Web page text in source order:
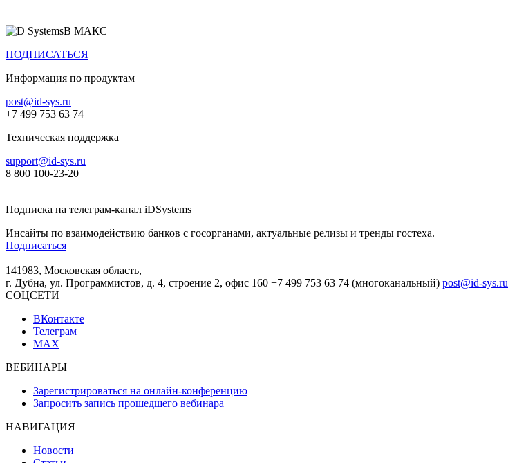
В МАКС
ПОДПИСАТЬСЯ
Информация по продуктам
post@id-sys.ru
+7 499 753 63 74
Техническая поддержка
support@id-sys.ru
8 800 100-23-20
Подписка на телеграм-канал iDSystems
Инсайты по взаимодействию банков с госорганами, актуальные релизы и тренды гостеха.
Подписаться
141983, Московская область,
г. Дубна, ул. Программистов, д. 4, строение 2, офис 160 +7 499 753 63 74 (многоканальный) post@id-sys.ru
СОЦСЕТИ
ВКонтакте
Телеграм
MAX
ВЕБИНАРЫ
Зарегистрироваться на онлайн-конференцию
Запросить запись прошедшего вебинара
НАВИГАЦИЯ
Новости